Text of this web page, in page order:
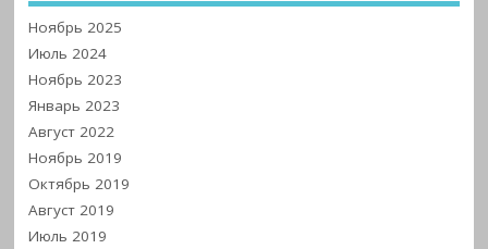
Ноябрь 2025
Июль 2024
Ноябрь 2023
Январь 2023
Август 2022
Ноябрь 2019
Октябрь 2019
Август 2019
Июль 2019